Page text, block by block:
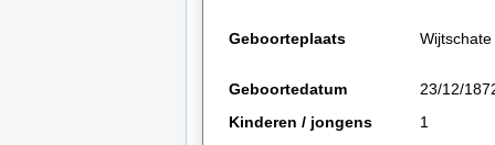
Geboorteplaats Wijtschate
Geboortedatum
23/12/
Kinderen / jongens
1